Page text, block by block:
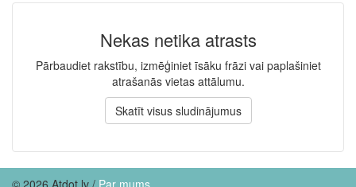
Nekas netika atrasts
Pārbaudiet rakstību, izmēģiniet īsāku frāzi vai paplašiniet
atrašanās vietas attālumu.
Skatīt visus sludinājumus
© 2026 Atdot.lv / Par mums